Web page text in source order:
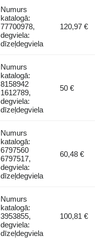
Numurs
katalogā:
77700978,
degviela:
dīzeļdegviela
120,97 €
Numurs
katalogā:
8158942
1612789,
degviela:
dīzeļdegviela
50 €
Numurs
katalogā:
6797560
6797517,
degviela:
dīzeļdegviela
60,48 €
Numurs
katalogā:
3953855,
degviela:
dīzeļdegviela
100,81 €